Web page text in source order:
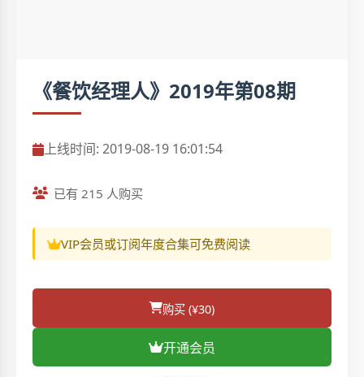
《餐饮经理人》2019年第08期
上线时间: 2019-08-19 16:01:54
已有 215 人购买
VIP会员或订阅年度合集可免费阅读
购买 (¥30)
开通会员